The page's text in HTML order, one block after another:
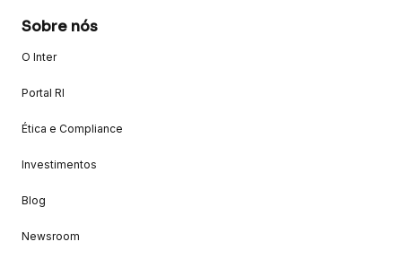
Sobre nós
O Inter
Portal RI
Ética e Compliance
Investimentos
Blog
Newsroom